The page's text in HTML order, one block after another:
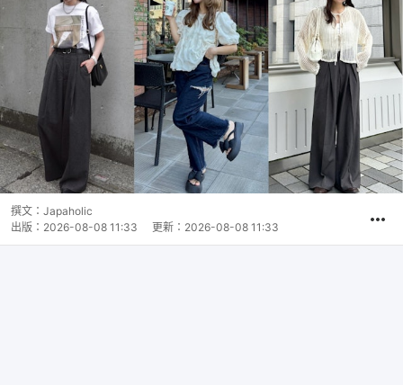
撰文： Japaholic
出版： 2026-08-08 11:33 更新： 2026-08-08 11:33